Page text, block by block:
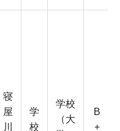
寝
屋
川
学
校
学校
（大
B
+